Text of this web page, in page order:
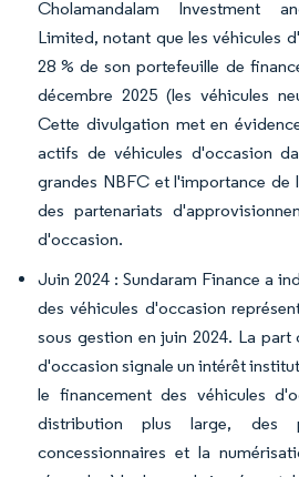
Cholamandalam Investment
Limited, notant que les véhicules
28 % de son portefeuille de
décembre 2025 (les véhicules
Cette divulgation met en
actifs de véhicules d'occasion
grandes NBFC et l'importance de
des partenariats
d'occasion.
Juin 2024 : Sundaram Finance a
des véhicules d'occasion
sous gestion en juin 2024. La part
d'occasion signale un intérêt
le financement des véhicules
distribution plus large, des
concessionnaires et la